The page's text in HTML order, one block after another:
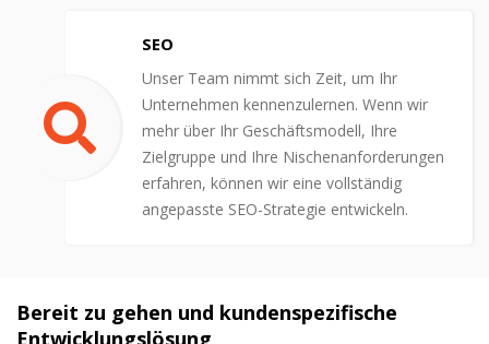
SEO
Unser Team nimmt sich Zeit, um Ihr
Unternehmen kennenzulernen. Wenn wir
mehr über Ihr Geschäftsmodell, Ihre
Zielgruppe und Ihre Nischenanforderungen
erfahren, können wir eine vollständig
angepasste SEO-Strategie entwickeln.
Bereit zu gehen und kundenspezifische
Entwicklungslösung